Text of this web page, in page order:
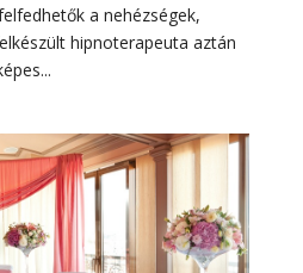
a nehézségek,
hipnoterapeuta aztán